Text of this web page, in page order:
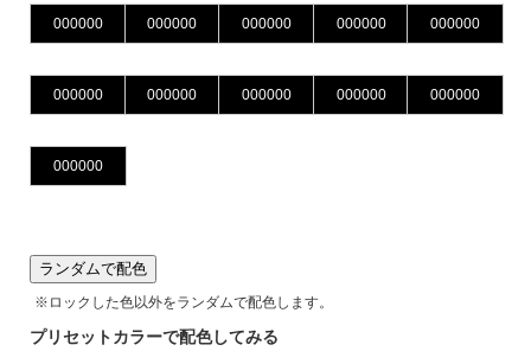
ランダムで配色
※ロックした色以外をランダムで配色します。
プリセットカラーで配色してみる